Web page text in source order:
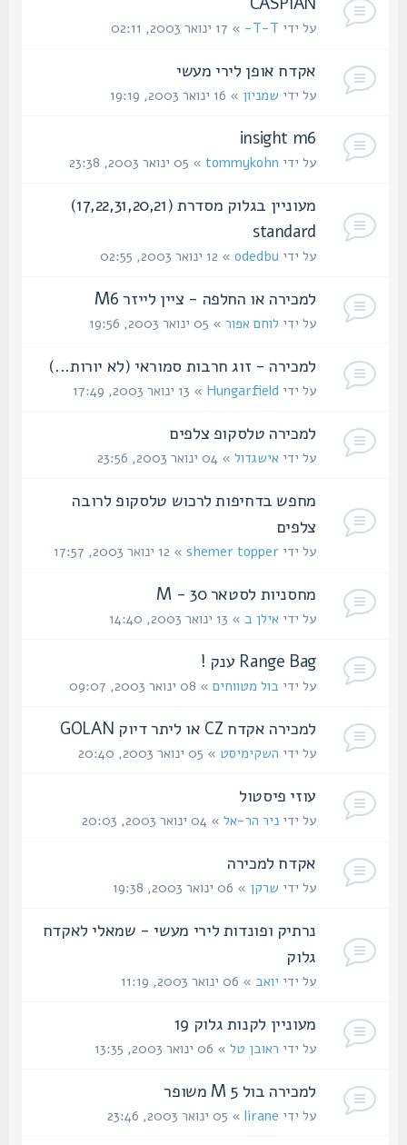
על ידיT-T- » 17 ינואר 2003, 02:11
אקדח אופן לירי מעשי
על ידישמניון» 16 ינואר 2003, 19:19
insight m6
על ידיtommykohn» 05 ינואר 2003, 23:38
מעוניין בגלוק מסדרת (17,22,31,20,21)
standard
על ידיodedbu» 12 ינואר 2003, 02:55
למכירה או החלפה - ציין לייזר M6
על ידילוחם אפור » 05 ינואר 2003, 19:56
למכירה - זוג חרבות סמוראי (לא יורות...)
על ידיHungarfield» 13 ינואר 2003, 17:49
למכירה טלסקופ צלפים
על ידיאישגדול» 04 ינואר 2003, 23:56
מחפש בדחיפות לרכוש טלסקופ לרובה
צלפים
על ידיshemer topper» 12 ינואר 2003, 17:57
מחסניות לסטאר 30 - M
על ידיאילן ב» 13 ינואר 2003, 14:40
Range Bag ענק !
על ידיבול מטווחים» 08 ינואר 2003, 09:07
למכירה אקדח CZ או ליתר דיוק GOLAN
על ידיהשקימיסט» 05 ינואר 2003, 20:40
עוזי פיסטול
על ידיניר הר-אל» 04 ינואר 2003, 20:03
אקדח למכירה
על ידישרקן» 06 ינואר 2003, 19:38
נרתיק ופונדות לירי מעשי - שמאלי לאקדח
גלוק
על ידייואב » 06 ינואר 2003, 11:19
מעוניין לקנות גלוק 19
על ידיראובן טל» 06 ינואר 2003, 13:35
למכירה בול M 5 משופר
על ידיlirane» 05 ינואר 2003, 23:46